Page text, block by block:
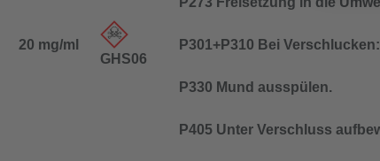
20 mg/ml
GHS06
P301+P310 Bei
P330 Mund ausspülen.
P405 Unter Verschluss